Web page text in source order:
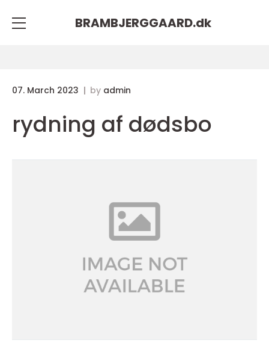
BRAMBJERGGAARD.dk
07. March 2023 by admin
rydning af dødsbo